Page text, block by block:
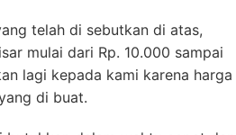
telah di sebutkan di atas,
mulai dari Rp. 10.000 sampai
lagi kepada kami karena harga
di buat.